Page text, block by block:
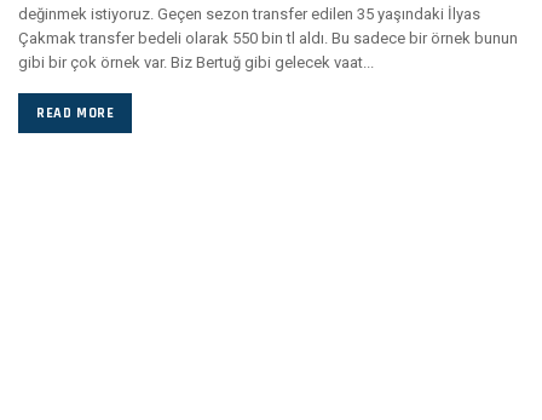
değinmek istiyoruz. Geçen sezon transfer edilen 35 yaşındaki İlyas
Çakmak transfer bedeli olarak 550 bin tl aldı. Bu sadece bir örnek bunun
gibi bir çok örnek var. Biz Bertuğ gibi gelecek vaat...
READ MORE